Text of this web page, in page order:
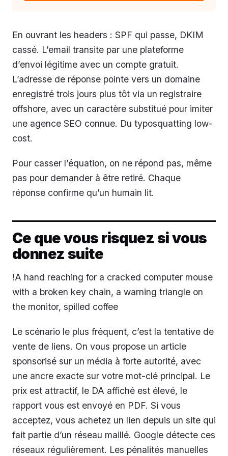
En ouvrant les headers : SPF qui passe, DKIM
cassé. L’email transite par une plateforme
d’envoi légitime avec un compte gratuit.
L’adresse de réponse pointe vers un domaine
enregistré trois jours plus tôt via un registraire
offshore, avec un caractère substitué pour imiter
une agence SEO connue. Du typosquatting low-
cost.
Pour casser l’équation, on ne répond pas, même
pas pour demander à être retiré. Chaque
réponse confirme qu’un humain lit.
Ce que vous risquez si vous
donnez suite
!A hand reaching for a cracked computer mouse
with a broken key chain, a warning triangle on
the monitor, spilled coffee
Le scénario le plus fréquent, c’est la tentative de
vente de liens. On vous propose un article
sponsorisé sur un média à forte autorité, avec
une ancre exacte sur votre mot-clé principal. Le
prix est attractif, le DA affiché est élevé, le
rapport vous est envoyé en PDF. Si vous
acceptez, vous achetez un lien depuis un site qui
fait partie d’un réseau maillé. Google détecte ces
réseaux régulièrement. Les pénalités manuelles